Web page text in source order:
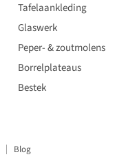
Tafelaankleding
Glaswerk
Peper- & zoutmolens
Borrelplateaus
Bestek
Blog